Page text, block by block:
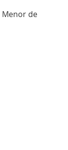
Menor de